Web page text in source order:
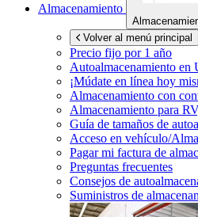
Almacenamiento
Volver al menú principal
Precio fijo por 1 año
Autoalmacenamiento en
¡Múdate en línea hoy
Almacenamiento con
Almacenamiento para
Guía de tamaños de
Acceso en vehículo/
Pagar mi factura de
Preguntas frecuentes
Consejos de
Suministros de